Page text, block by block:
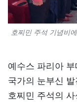
호찌민 주석 기념비
예수스 파리아
국가의 눈부신
호찌민 주석의